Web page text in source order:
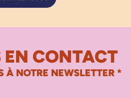
EN CONTACT
À NOTRE NEWSLETTER *